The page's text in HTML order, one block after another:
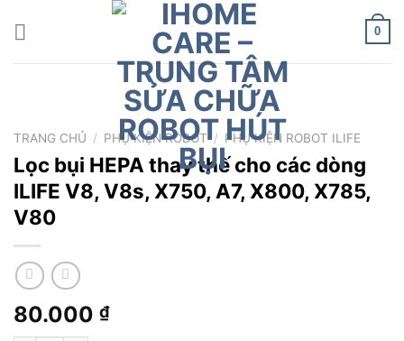
0
TRANG CHỦ / PHỤ KIỆN ROBOT / PHỤ KIỆN ROBOT ILIFE
Lọc bụi HEPA thay thế cho các dòng
ILIFE V8, V8s, X750, A7, X800, X785,
V80
80.000 ₫